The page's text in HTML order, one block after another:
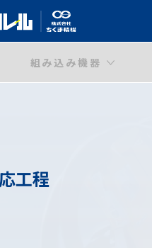
組み込み機器
工程